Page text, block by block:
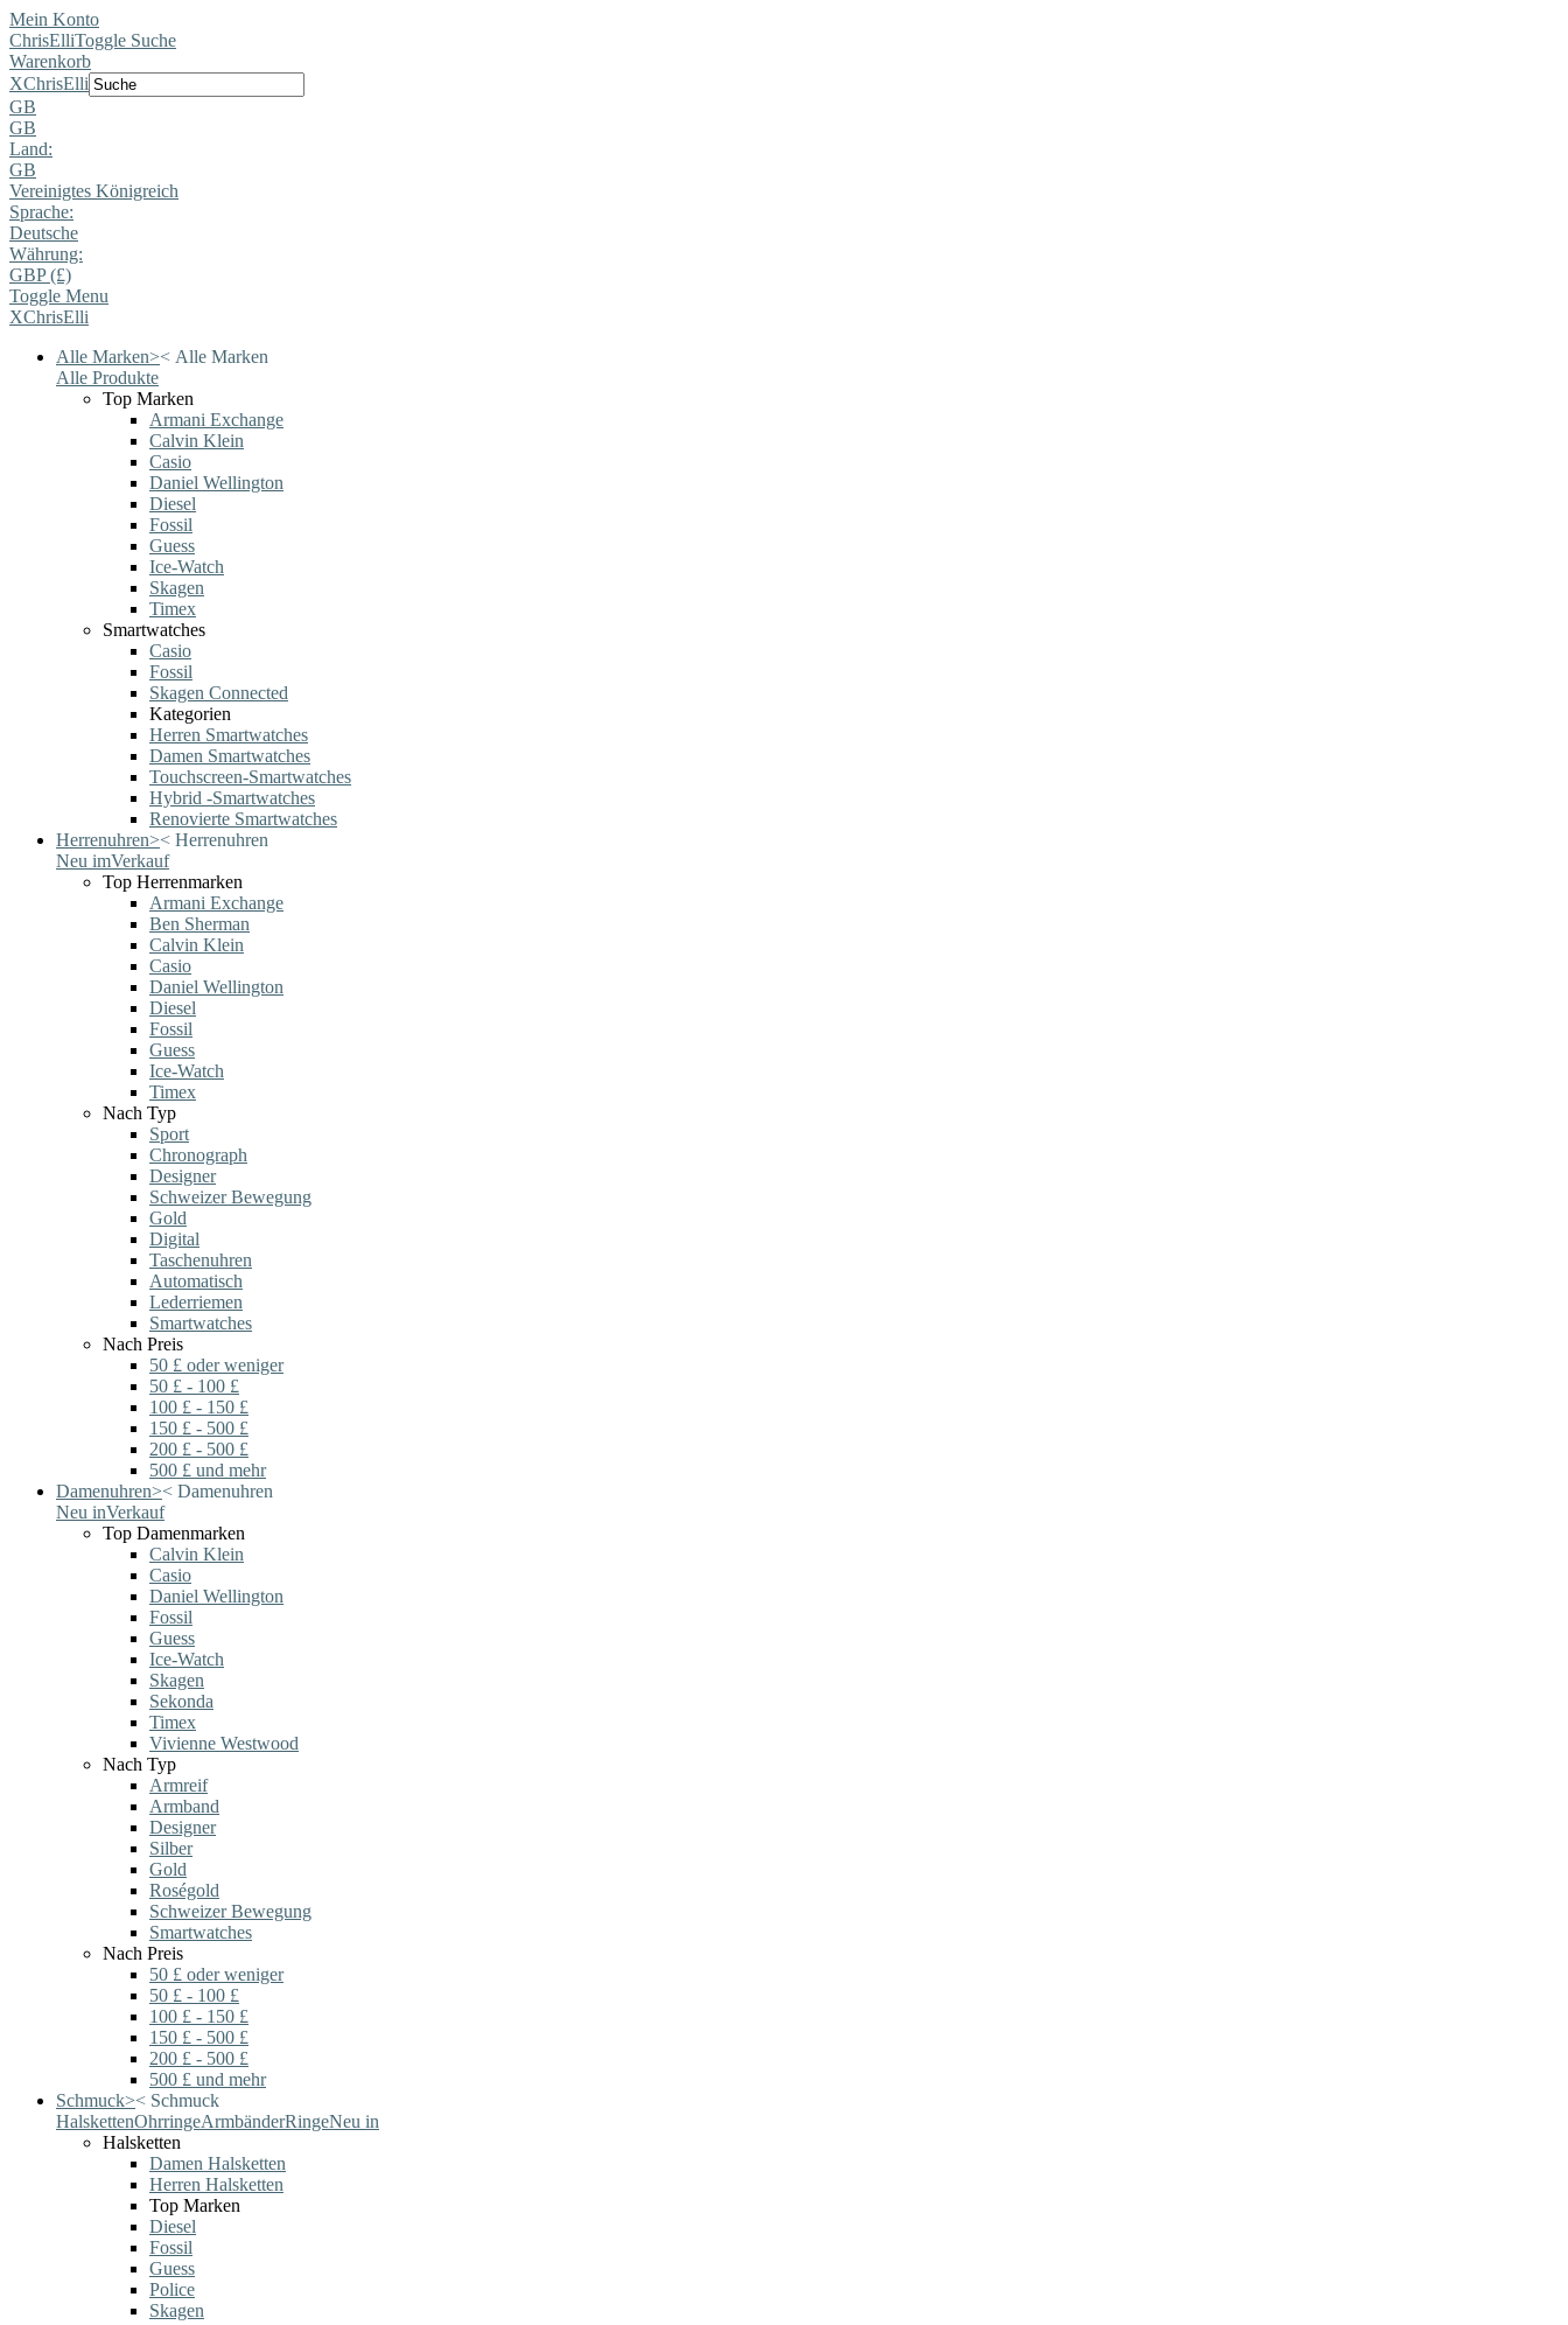
Mein Konto
ChrisElliToggle Suche
Warenkorb
XChrisElli
GB
GB
Land:
GB
Vereinigtes Königreich
Sprache:
Deutsche
Währung:
GBP (£)
Toggle Menu
XChrisElli
Alle Marken>< Alle Marken
Alle Produkte
Top Marken
Armani Exchange
Calvin Klein
Casio
Daniel Wellington
Diesel
Fossil
Guess
Ice-Watch
Skagen
Timex
Smartwatches
Casio
Fossil
Skagen Connected
Kategorien
Herren Smartwatches
Damen Smartwatches
Touchscreen-Smartwatches
Hybrid -Smartwatches
Renovierte Smartwatches
Herrenuhren>< Herrenuhren
Neu imVerkauf
Top Herrenmarken
Armani Exchange
Ben Sherman
Calvin Klein
Casio
Daniel Wellington
Diesel
Fossil
Guess
Ice-Watch
Timex
Nach Typ
Sport
Chronograph
Designer
Schweizer Bewegung
Gold
Digital
Taschenuhren
Automatisch
Lederriemen
Smartwatches
Nach Preis
50 £ oder weniger
50 £ - 100 £
100 £ - 150 £
150 £ - 500 £
200 £ - 500 £
500 £ und mehr
Damenuhren>< Damenuhren
Neu inVerkauf
Top Damenmarken
Calvin Klein
Casio
Daniel Wellington
Fossil
Guess
Ice-Watch
Skagen
Sekonda
Timex
Vivienne Westwood
Nach Typ
Armreif
Armband
Designer
Silber
Gold
Roségold
Schweizer Bewegung
Smartwatches
Nach Preis
50 £ oder weniger
50 £ - 100 £
100 £ - 150 £
150 £ - 500 £
200 £ - 500 £
500 £ und mehr
Schmuck>< Schmuck
HalskettenOhrringeArmbänderRingeNeu in
Halsketten
Damen Halsketten
Herren Halsketten
Top Marken
Diesel
Fossil
Guess
Police
Skagen